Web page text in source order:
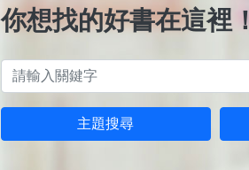
你想找的好書在這裡！
主題搜尋